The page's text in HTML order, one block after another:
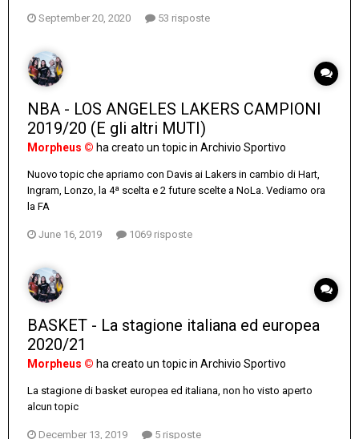
September 20, 2020 53 risposte
NBA - LOS ANGELES LAKERS CAMPIONI
2019/20 (E gli altri MUTI)
Morpheus © ha creato un topic in Archivio Sportivo
Nuovo topic che apriamo con Davis ai Lakers in cambio di Hart,
Ingram, Lonzo, la 4ª scelta e 2 future scelte a NoLa. Vediamo ora
la FA
June 16, 2019 1069 risposte
BASKET - La stagione italiana ed europea
2020/21
Morpheus © ha creato un topic in Archivio Sportivo
La stagione di basket europea ed italiana, non ho visto aperto
alcun topic
December 13, 2019 5 risposte